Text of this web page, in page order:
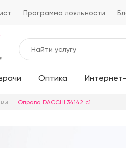
Программа лояльности
Оптика
Оправа DACCHI 34142 c1